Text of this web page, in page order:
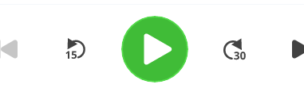
ディネーターの濱田政
坊）が「奄美の豆知識
ーマを設けて話してい
奄美群島をちょっと学